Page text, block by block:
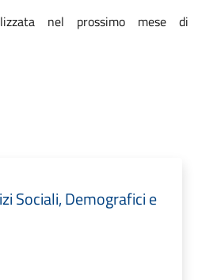
nel prossimo mese di
Sociali, Demografici e